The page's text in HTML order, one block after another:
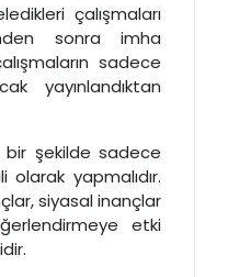
çalışmaları
sonra imha
sadece
yayınlandıktan
bir şekilde sadece
olarak yapmalıdır.
siyasal inançlar
etki